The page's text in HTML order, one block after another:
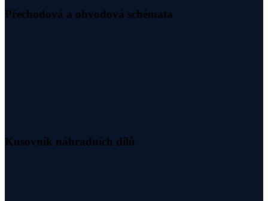
Přechodová a obvodová schémata
Kusovník náhradních dílů